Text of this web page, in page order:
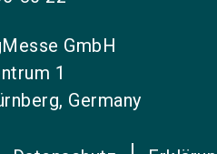
GmbH
1
Germany